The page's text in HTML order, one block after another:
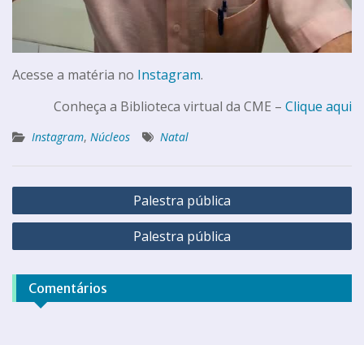
Acesse a matéria no Instagram.
Conheça a Biblioteca virtual da CME – Clique aqui
Instagram, Núcleos Natal
Palestra pública
Palestra pública
Comentários